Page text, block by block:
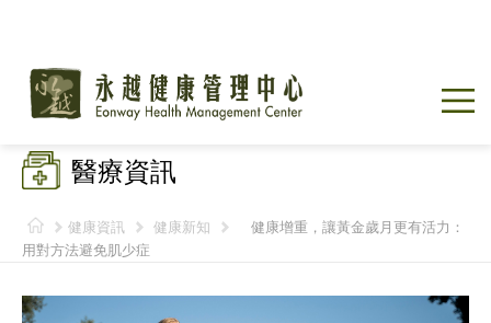
醫療資訊
健康資訊 健康新知
健康增重，讓黃金歲月更有活力：
用對方法避免肌少症